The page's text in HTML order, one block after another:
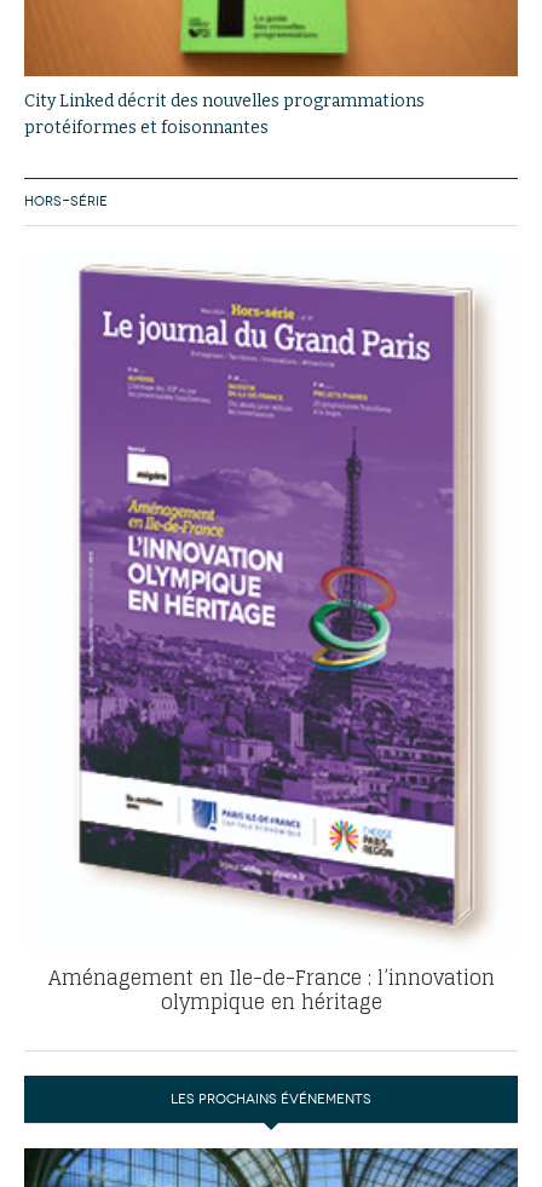
City Linked décrit des nouvelles programmations
protéiformes et foisonnantes
HORS-SÉRIE
Aménagement en Ile-de-France : l’innovation
olympique en héritage
LES PROCHAINS ÉVÉNEMENTS